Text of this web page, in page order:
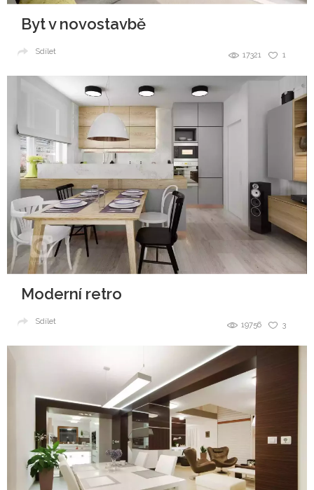
Byt v novostavbě
1
17321
Sdílet
Moderní retro
3
19756
Sdílet